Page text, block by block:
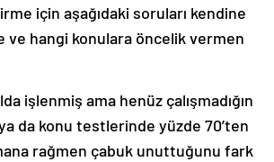
için aşağıdaki soruları kendine
hangi konulara öncelik vermen
işlenmiş ama henüz çalışmadığın
da konu testlerinde yüzde 70’ten
rağmen çabuk unuttuğunu fark